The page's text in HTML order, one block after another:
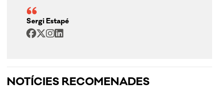
Sergi Estapé
NOTÍCIES RECOMENADES